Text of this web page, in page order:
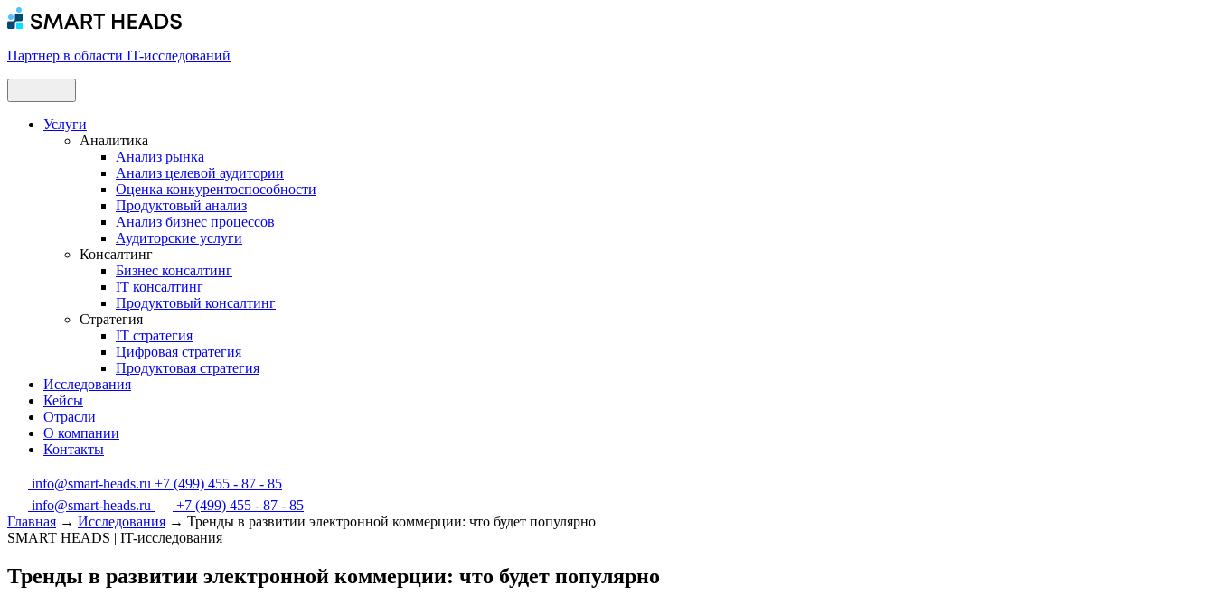
Партнер в области IT-исследований
Услуги
Аналитика
Анализ рынка
Анализ целевой аудитории
Оценка конкурентоспособности
Продуктовый анализ
Анализ бизнес процессов
Аудиторские услуги
Консалтинг
Бизнес консалтинг
IT консалтинг
Продуктовый консалтинг
Стратегия
IT стратегия
Цифровая стратегия
Продуктовая стратегия
Исследования
Кейсы
Отрасли
О компании
Контакты
info@smart-heads.ru +7 (499) 455 - 87 - 85
info@smart-heads.ru
+7 (499) 455 - 87 - 85
Главная → Исследования → Тренды в развитии электронной коммерции: что будет популярно
SMART HEADS | IT-исследования
Тренды в развитии электронной коммерции: что будет популярно